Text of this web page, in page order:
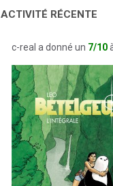
RÉCENTE
c-real a donné un 7/10